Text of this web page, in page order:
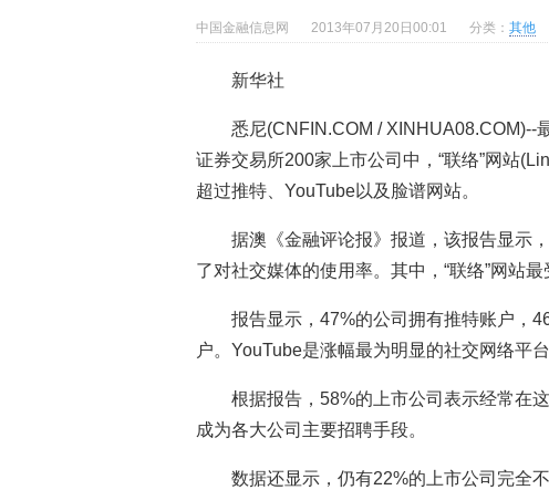
中国金融信息网 2013年07月20日00:01 分类： 其他
新华社
悉尼(CNFIN.COM / XINHUA08.COM)--
证券交易所200家上市公司中，“联络”网站
超过推特、YouTube以及脸谱网站。
据澳《金融评论报》报道，该报告显示
了对社交媒体的使用率。其中，“联络”网站
报告显示，47%的公司拥有推特账户，
户。YouTube是涨幅最为明显的社交网络平台
根据报告，58%的上市公司表示经常在
成为各大公司主要招聘手段。
数据还显示，仍有22%的上市公司完全